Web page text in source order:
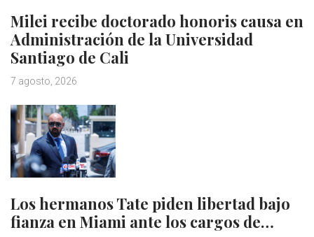
Milei recibe doctorado honoris causa en
Administración de la Universidad
Santiago de Cali
7 agosto, 2026
Los hermanos Tate piden libertad bajo
fianza en Miami ante los cargos de…